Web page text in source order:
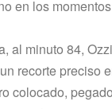
en los
al minuto 84,
recorte preciso
colocado,